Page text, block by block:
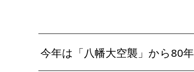
今年は「八幡大空襲」から80